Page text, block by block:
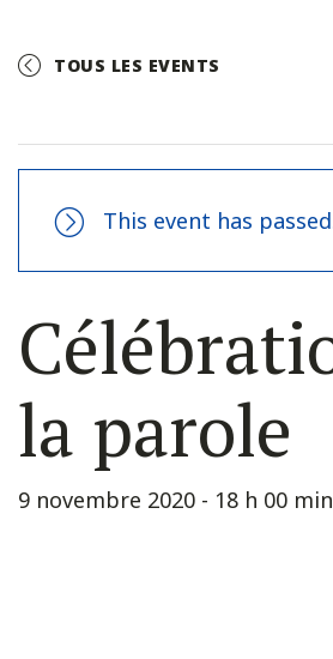
TOUS LES EVENTS
This event has
la parole
9 novembre 2020 - 18 h 00 min